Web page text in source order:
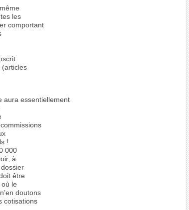
les
comportant
(articles
aura essentiellement
!
000
à
être
le
doutons
cotisations